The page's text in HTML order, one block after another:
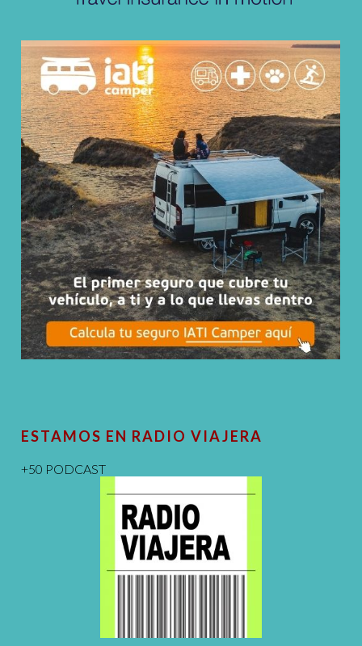
ESTAMOS EN RADIO VIAJERA
+50 PODCAST